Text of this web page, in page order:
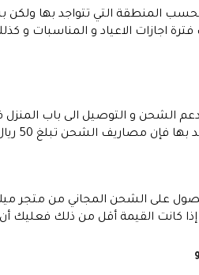
المنطقة التي تتواجد بها ولكن
اجازات الاعياد و المناسبات و
الشحن و التوصيل الى باب
فإن مصاريف الشحن تبلغ 50 ريال .
إذا كانت القيمة أقل من ذلك